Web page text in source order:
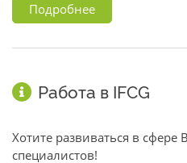
Подробнее
Работа в IFCG
Хотите развиваться в
специалистов!